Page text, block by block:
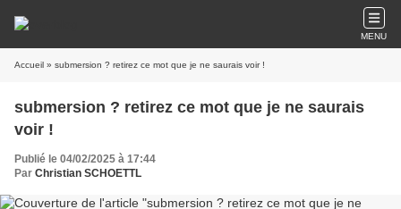
MENU
Accueil » submersion ? retirez ce mot que je ne saurais voir !
submersion ? retirez ce mot que je ne saurais
voir !
Publié le 04/02/2025 à 17:44
Par Christian SCHOETTL